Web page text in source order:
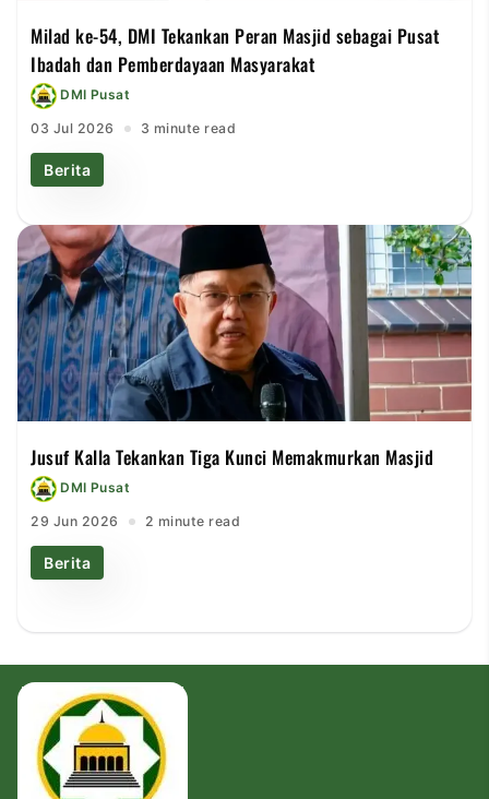
Milad ke-54, DMI Tekankan Peran Masjid sebagai Pusat
Ibadah dan Pemberdayaan Masyarakat
DMI Pusat
03 Jul 2026 3 minute read
Berita
Jusuf Kalla Tekankan Tiga Kunci Memakmurkan Masjid
DMI Pusat
29 Jun 2026 2 minute read
Berita